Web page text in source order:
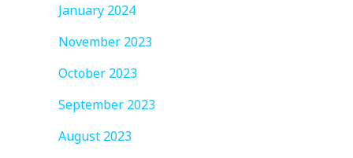
January 2024
November 2023
October 2023
September 2023
August 2023